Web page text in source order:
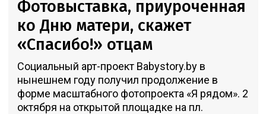
Фотовыставка, приуроченная
ко Дню матери, скажет
«Спасибо!» отцам
Социальный арт-проект Babystory.by в
нынешнем году получил продолжение в
форме масштабного фотопроекта «Я рядом». 2
октября на открытой площадке на пл.